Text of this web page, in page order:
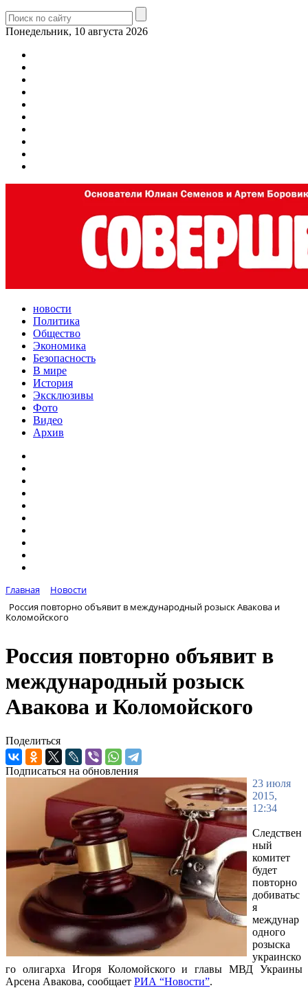
Понедельник, 10 августа 2026
новости
Политика
Общество
Экономика
Безопасность
В мире
История
Эксклюзивы
Фото
Видео
Архив
Главная
Новости
Россия повторно объявит в международный розыск Авакова и
Коломойского
Россия повторно объявит в
международный розыск
Авакова и Коломойского
Поделиться
Подписаться на обновления
23 июля
2015,
12:34
Следствен
ный
комитет
будет
повторно
добиватьс
я
междунар
одного
розыска
украинско
го олигарха Игоря Коломойского и главы МВД Украины
Арсена Авакова, сообщает РИА “Новости”.